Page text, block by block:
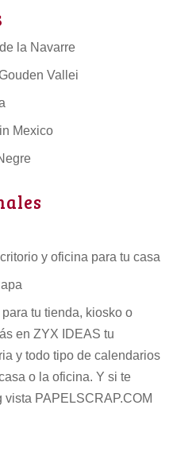
la Navarre
Vallei
Mexico
y oficina para tu casa
tu tienda, kiosko o
en ZYX IDEAS tu
y todo tipo de calendarios
o la oficina. Y si te
PAPELSCRAP.COM